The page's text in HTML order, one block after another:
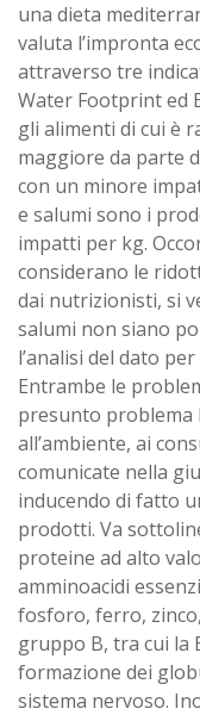
una dieta
valuta l’impronta
attraverso tre
Water Footprint ed
gli alimenti di cui è
maggiore da parte
con un minore
e salumi sono i
impatti per kg.
considerano le
dai nutrizionisti, si
salumi non siano
l’analisi del dato per
Entrambe le
presunto problema
all’ambiente, ai
comunicate nella
inducendo di fatto
prodotti. Va
proteine ad alto
amminoacidi
fosforo, ferro,
gruppo B, tra cui la
formazione dei
sistema nervoso.